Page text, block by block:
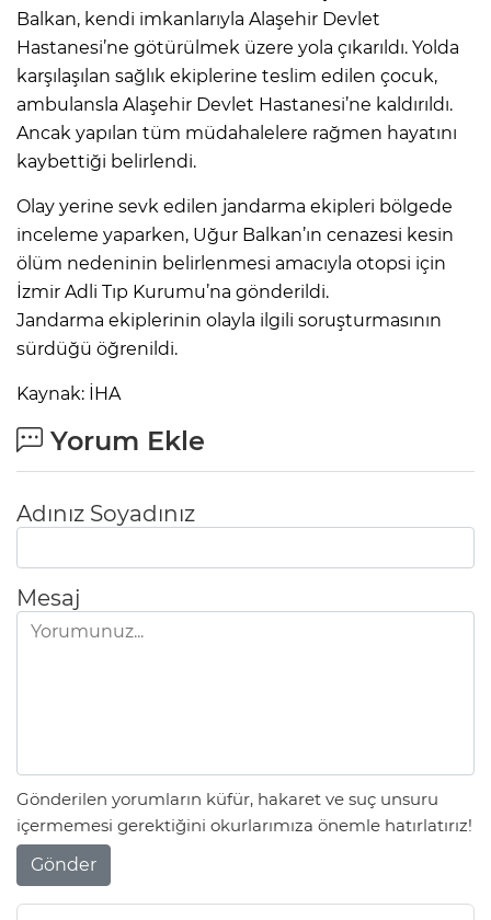
Balkan, kendi imkanlarıyla Alaşehir Devlet
Hastanesi’ne götürülmek üzere yola çıkarıldı. Yolda
karşılaşılan sağlık ekiplerine teslim edilen çocuk,
ambulansla Alaşehir Devlet Hastanesi’ne kaldırıldı.
Ancak yapılan tüm müdahalelere rağmen hayatını
kaybettiği belirlendi.
Olay yerine sevk edilen jandarma ekipleri bölgede
inceleme yaparken, Uğur Balkan’ın cenazesi kesin
ölüm nedeninin belirlenmesi amacıyla otopsi için
İzmir Adli Tıp Kurumu’na gönderildi.
Jandarma ekiplerinin olayla ilgili soruşturmasının
sürdüğü öğrenildi.
Kaynak: İHA
Yorum Ekle
Adınız Soyadınız
Mesaj
Gönderilen yorumların küfür, hakaret ve suç unsuru
içermemesi gerektiğini okurlarımıza önemle hatırlatırız!
Gönder